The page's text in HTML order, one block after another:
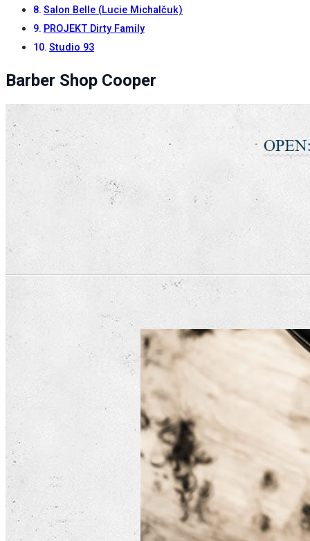
Salon Belle (Lucie Michalčuk)
PROJEKT Dirty Family
Studio 93
Barber Shop Cooper
stránek zvyšujete
šanci na zobrazení
personalizovaného
obsahu a nabídek.